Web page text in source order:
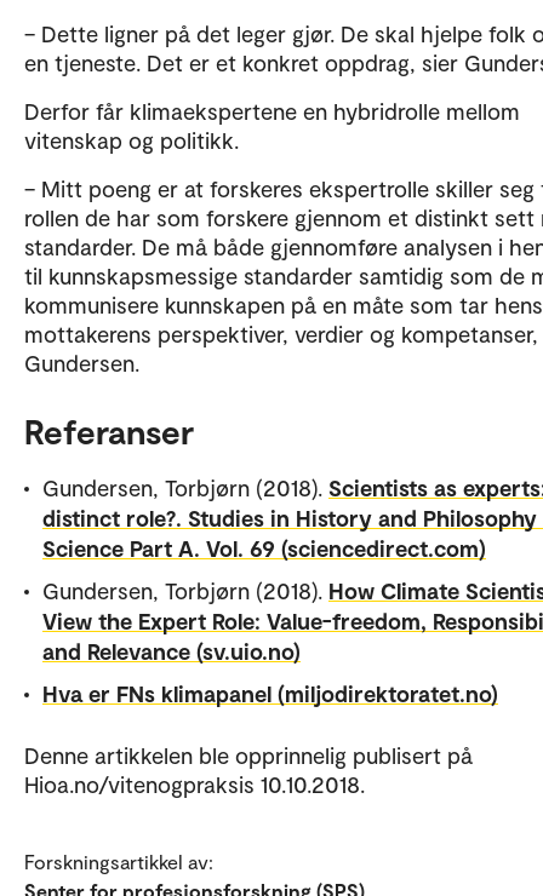
– Dette ligner på det leger gjør. De skal hjelpe folk
en tjeneste. Det er et konkret oppdrag, sier
Derfor får klimaekspertene en hybridrolle mellom
vitenskap og politikk.
– Mitt poeng er at forskeres ekspertrolle skiller seg
rollen de har som forskere gjennom et distinkt sett
standarder. De må både gjennomføre analysen i
til kunnskapsmessige standarder samtidig som de
kommunisere kunnskapen på en måte som tar
mottakerens perspektiver, verdier og
Gundersen.
Referanser
Gundersen, Torbjørn (2018). Scientists as
distinct role?. Studies in History and
Science Part A. Vol. 69 (sciencedirect.com)
Gundersen, Torbjørn (2018). How Climate
View the Expert Role: Value-freedom,
and Relevance (sv.uio.no)
Hva er FNs klimapanel (miljodirektoratet.no)
Denne artikkelen ble opprinnelig publisert på
Hioa.no/vitenogpraksis 10.10.2018.
Forskningsartikkel av:
Senter for profesjonsforskning (SPS)